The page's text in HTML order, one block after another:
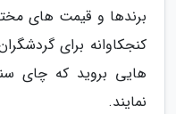
برندها و قیمت های
کنجکاوانه برای
هایی بروید که چای
نمایند.